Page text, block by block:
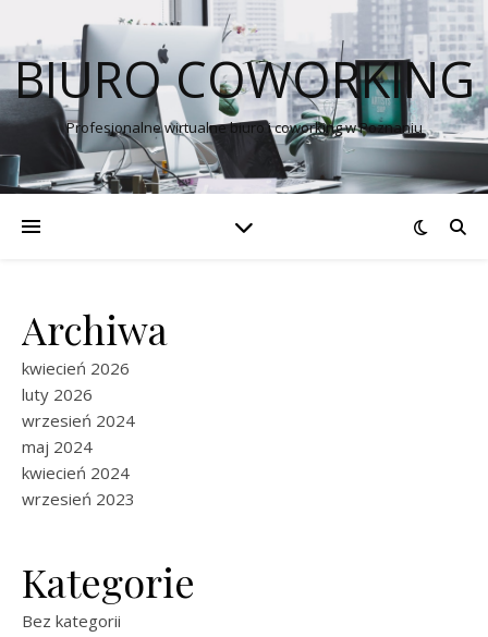
BIURO COWORKING
Profesjonalne wirtualne biuro i coworking w Poznaniu
Archiwa
kwiecień 2026
luty 2026
wrzesień 2024
maj 2024
kwiecień 2024
wrzesień 2023
Kategorie
Bez kategorii